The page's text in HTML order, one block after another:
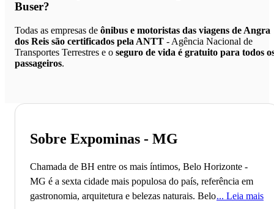
Buser?
Todas as empresas de ônibus e motoristas das viagens de Angra
dos Reis são certificados pela ANTT - Agência Nacional de
Transportes Terrestres e o seguro de vida é gratuito para todos
passageiros.
Sobre Expominas - MG
Chamada de BH entre os mais íntimos, Belo Horizonte -
MG é a sexta cidade mais populosa do país, referência em
gastronomia, arquitetura e belezas naturais. Belo Horizonte,
Leia mais